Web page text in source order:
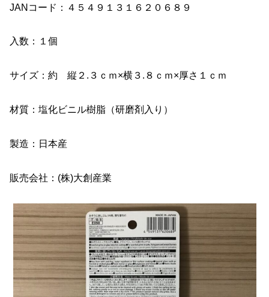
JANコード：４５４９１３１６２０６８９
入数：１個
サイズ：約 縦２.３ｃｍ×横３.８ｃｍ×厚さ１ｃｍ
材質：塩化ビニル樹脂（研磨剤入り）
製造：日本産
販売会社：(株)大創産業